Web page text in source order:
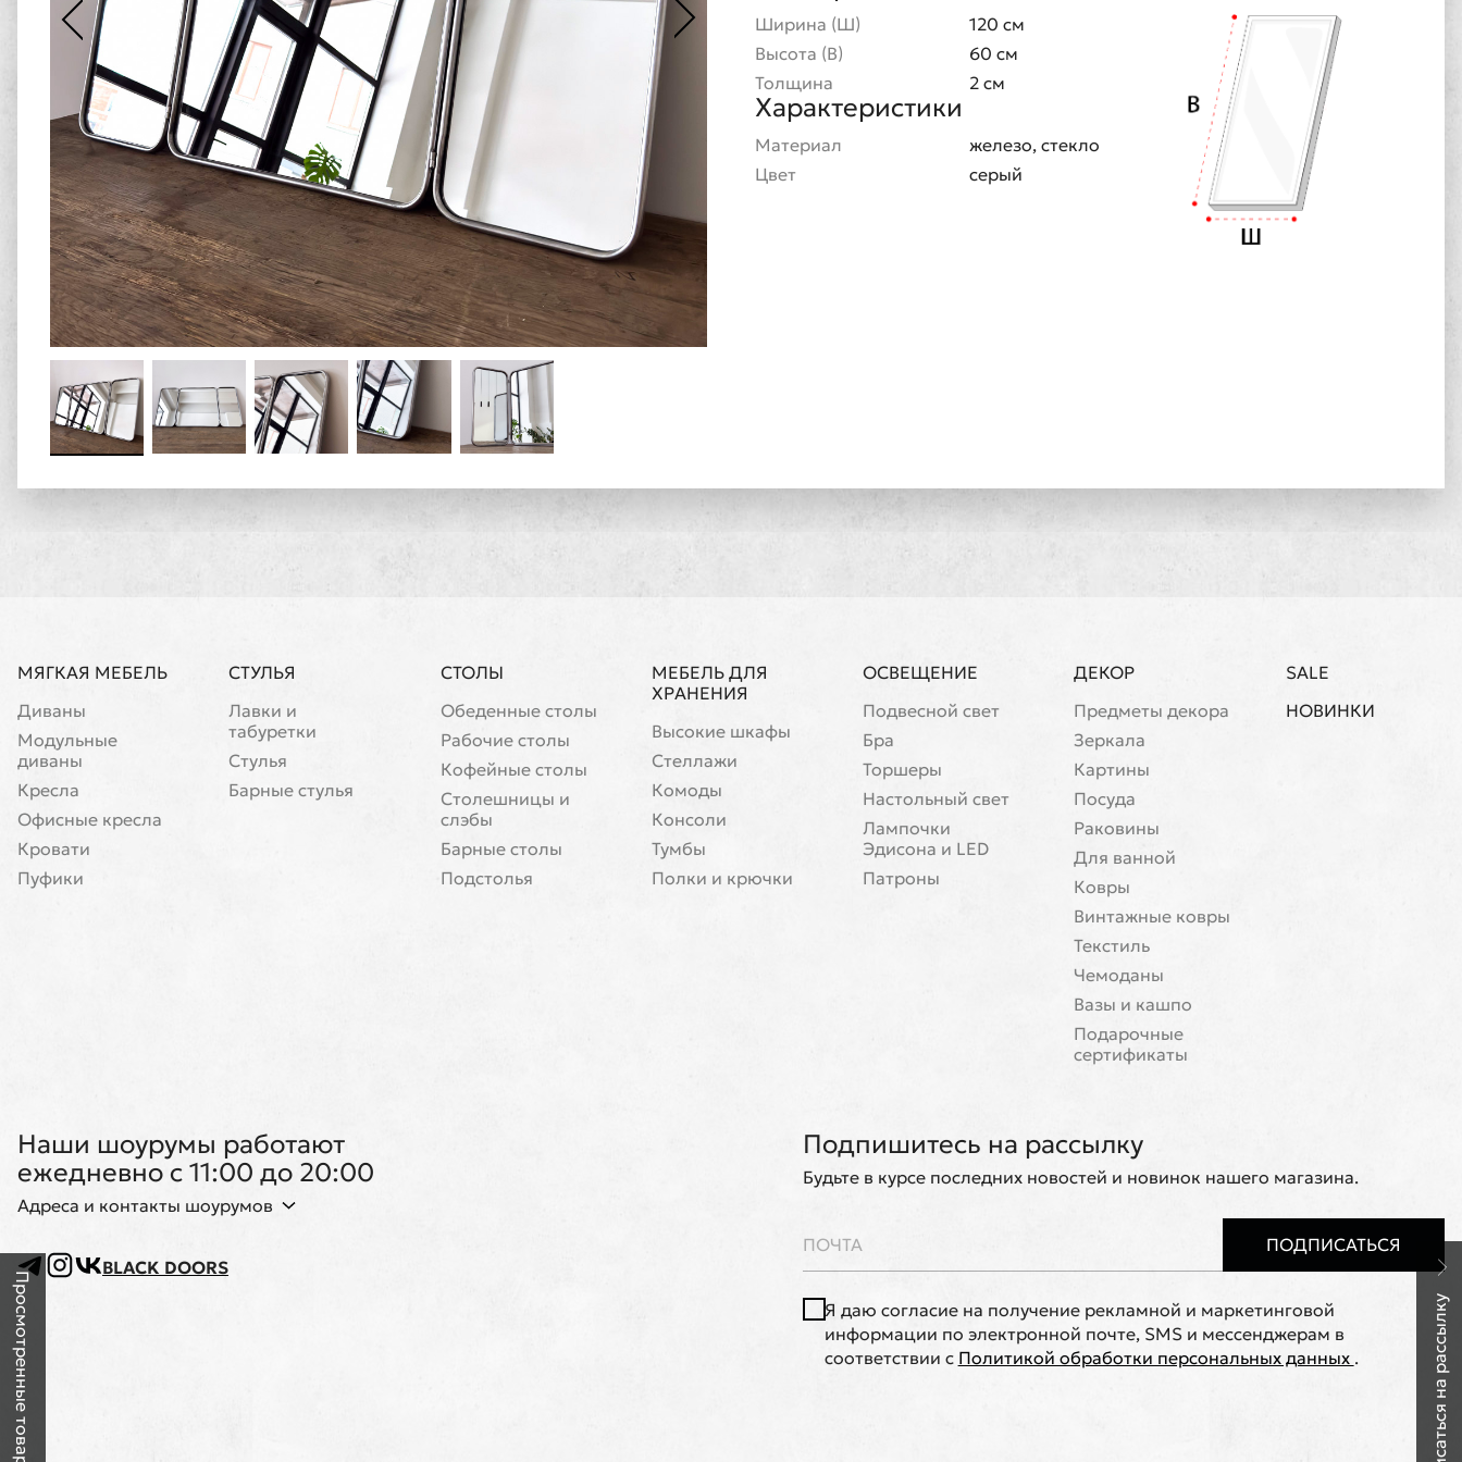
Ширина (Ш)
120 см
Высота (В)
60 см
Толщина
2 см
Характеристики
Материал
железо, стекло
Цвет
серый
МЯГКАЯ МЕБЕЛЬ
Диваны
Модульные
диваны
Кресла
Офисные кресла
Кровати
Пуфики
СТУЛЬЯ
Лавки и
табуретки
Стулья
Барные стулья
СТОЛЫ
Обеденные столы
Рабочие столы
Кофейные столы
Cтолешницы и
слэбы
Барные столы
Подстолья
МЕБЕЛЬ ДЛЯ
ХРАНЕНИЯ
Высокие шкафы
Стеллажи
Комоды
Консоли
Тумбы
Полки и крючки
ОСВЕЩЕНИЕ
Подвесной свет
Бра
Торшеры
Настольный свет
Лампочки
Эдисона и LED
Патроны
ДЕКОР
Предметы декора
Зеркала
Картины
Посуда
Раковины
Для ванной
Ковры
Винтажные ковры
Текстиль
Чемоданы
Вазы и кашпо
Подарочные
сертификаты
SALE
НОВИНКИ
Наши шоурумы работают
ежедневно с 11:00 до 20:00
Адреса и контакты шоурумов
BLACK DOORS
Подпишитесь на рассылку
Будьте в курсе последних новостей и новинок нашего магазина.
ПОДПИСАТЬСЯ
Я даю согласие на получение рекламной и маркетинговой
информации по электронной почте, SMS и мессенджерам в
соответствии с Политикой обработки персональных данных . Подписаться на рассылку
Просмотренные товары